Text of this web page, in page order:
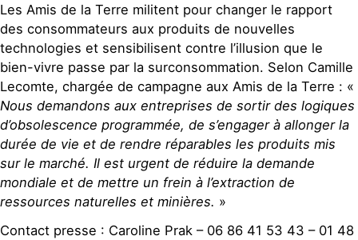
Les Amis de la Terre militent pour changer le rapport
des consommateurs aux produits de nouvelles
technologies et sensibilisent contre l’illusion que le
bien-vivre passe par la surconsommation. Selon Camille
Lecomte, chargée de campagne aux Amis de la Terre : «
Nous demandons aux entreprises de sortir des logiques
d’obsolescence programmée, de s’engager à allonger la
durée de vie et de rendre réparables les produits mis
sur le marché. Il est urgent de réduire la demande
mondiale et de mettre un frein à l’extraction de
ressources naturelles et minières. »
Contact presse : Caroline Prak – 06 86 41 53 43 – 01 48